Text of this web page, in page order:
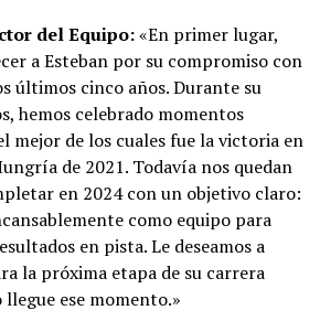
del Equipo:«En primer lugar,
a Esteban por su compromiso con
últimos cinco años. Durante su
hemos celebrado momentos
mejor de los cuales fue la victoria en
de 2021. Todavía nos quedan
en 2024 con un objetivo claro:
como equipo para
en pista. Le deseamos a
la próxima etapa de su carrera
ese momento.»